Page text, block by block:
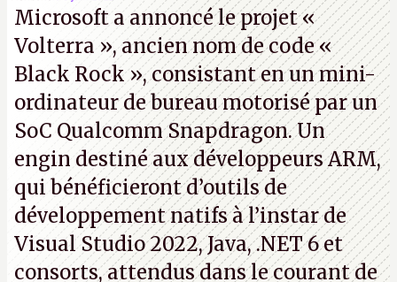
Microsoft a annoncé le projet «
Volterra », ancien nom de code «
Black Rock », consistant en un mini-
ordinateur de bureau motorisé par un
SoC Qualcomm Snapdragon. Un
engin destiné aux développeurs ARM,
qui bénéficieront d’outils de
développement natifs à l’instar de
Visual Studio 2022, Java, .NET 6 et
consorts, attendus dans le courant de